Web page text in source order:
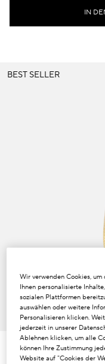
IN
BEST SELLER
30 ml 50 ml
Wir verwenden Cookies,
Ihnen personalisierte
sozialen Plattformen
auswählen oder weitere
Personalisieren klicken.
jederzeit in unserer
Ablehnen klicken, um alle
können Ihre Zustimmung
Website auf "Cookies der